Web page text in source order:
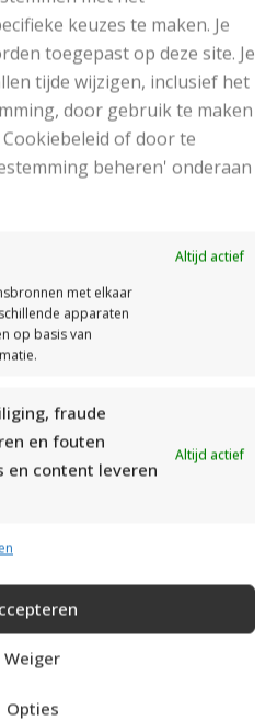
keuzes te maken. Je
toegepast op deze site. Je
tijde wijzigen, inclusief het
door gebruik te maken
of door te
beheren' onderaan
Altijd actief
met elkaar
apparaten
op basis van
fraude
en fouten
en content leveren
Altijd actief
Weiger
Opties
HEERLIJK ZACHT GAREN